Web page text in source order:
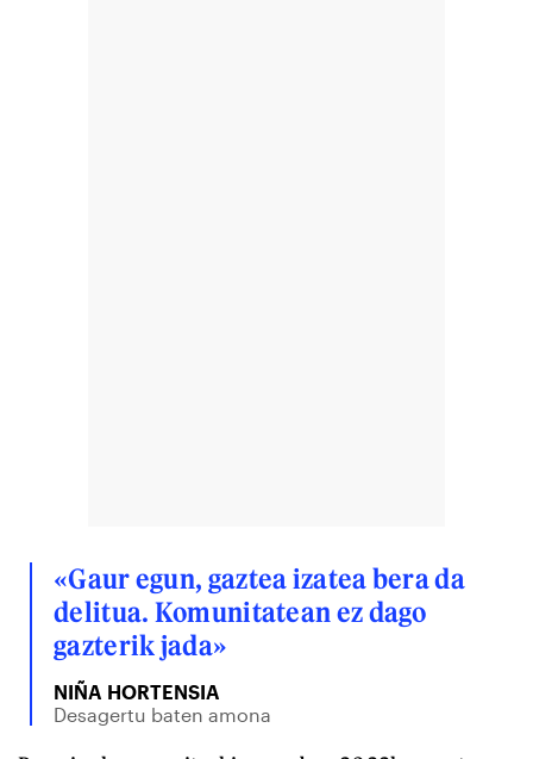
«Gaur egun, gaztea izatea bera da
delitua. Komunitatean ez dago
gazterik jada»
NIÑA HORTENSIA
Desagertu baten amona